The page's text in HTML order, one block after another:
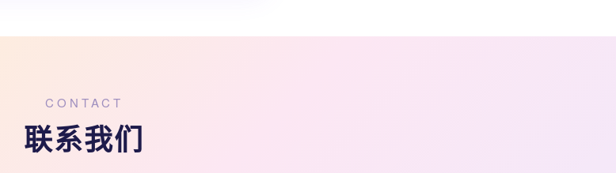
CONTACT
联系我们